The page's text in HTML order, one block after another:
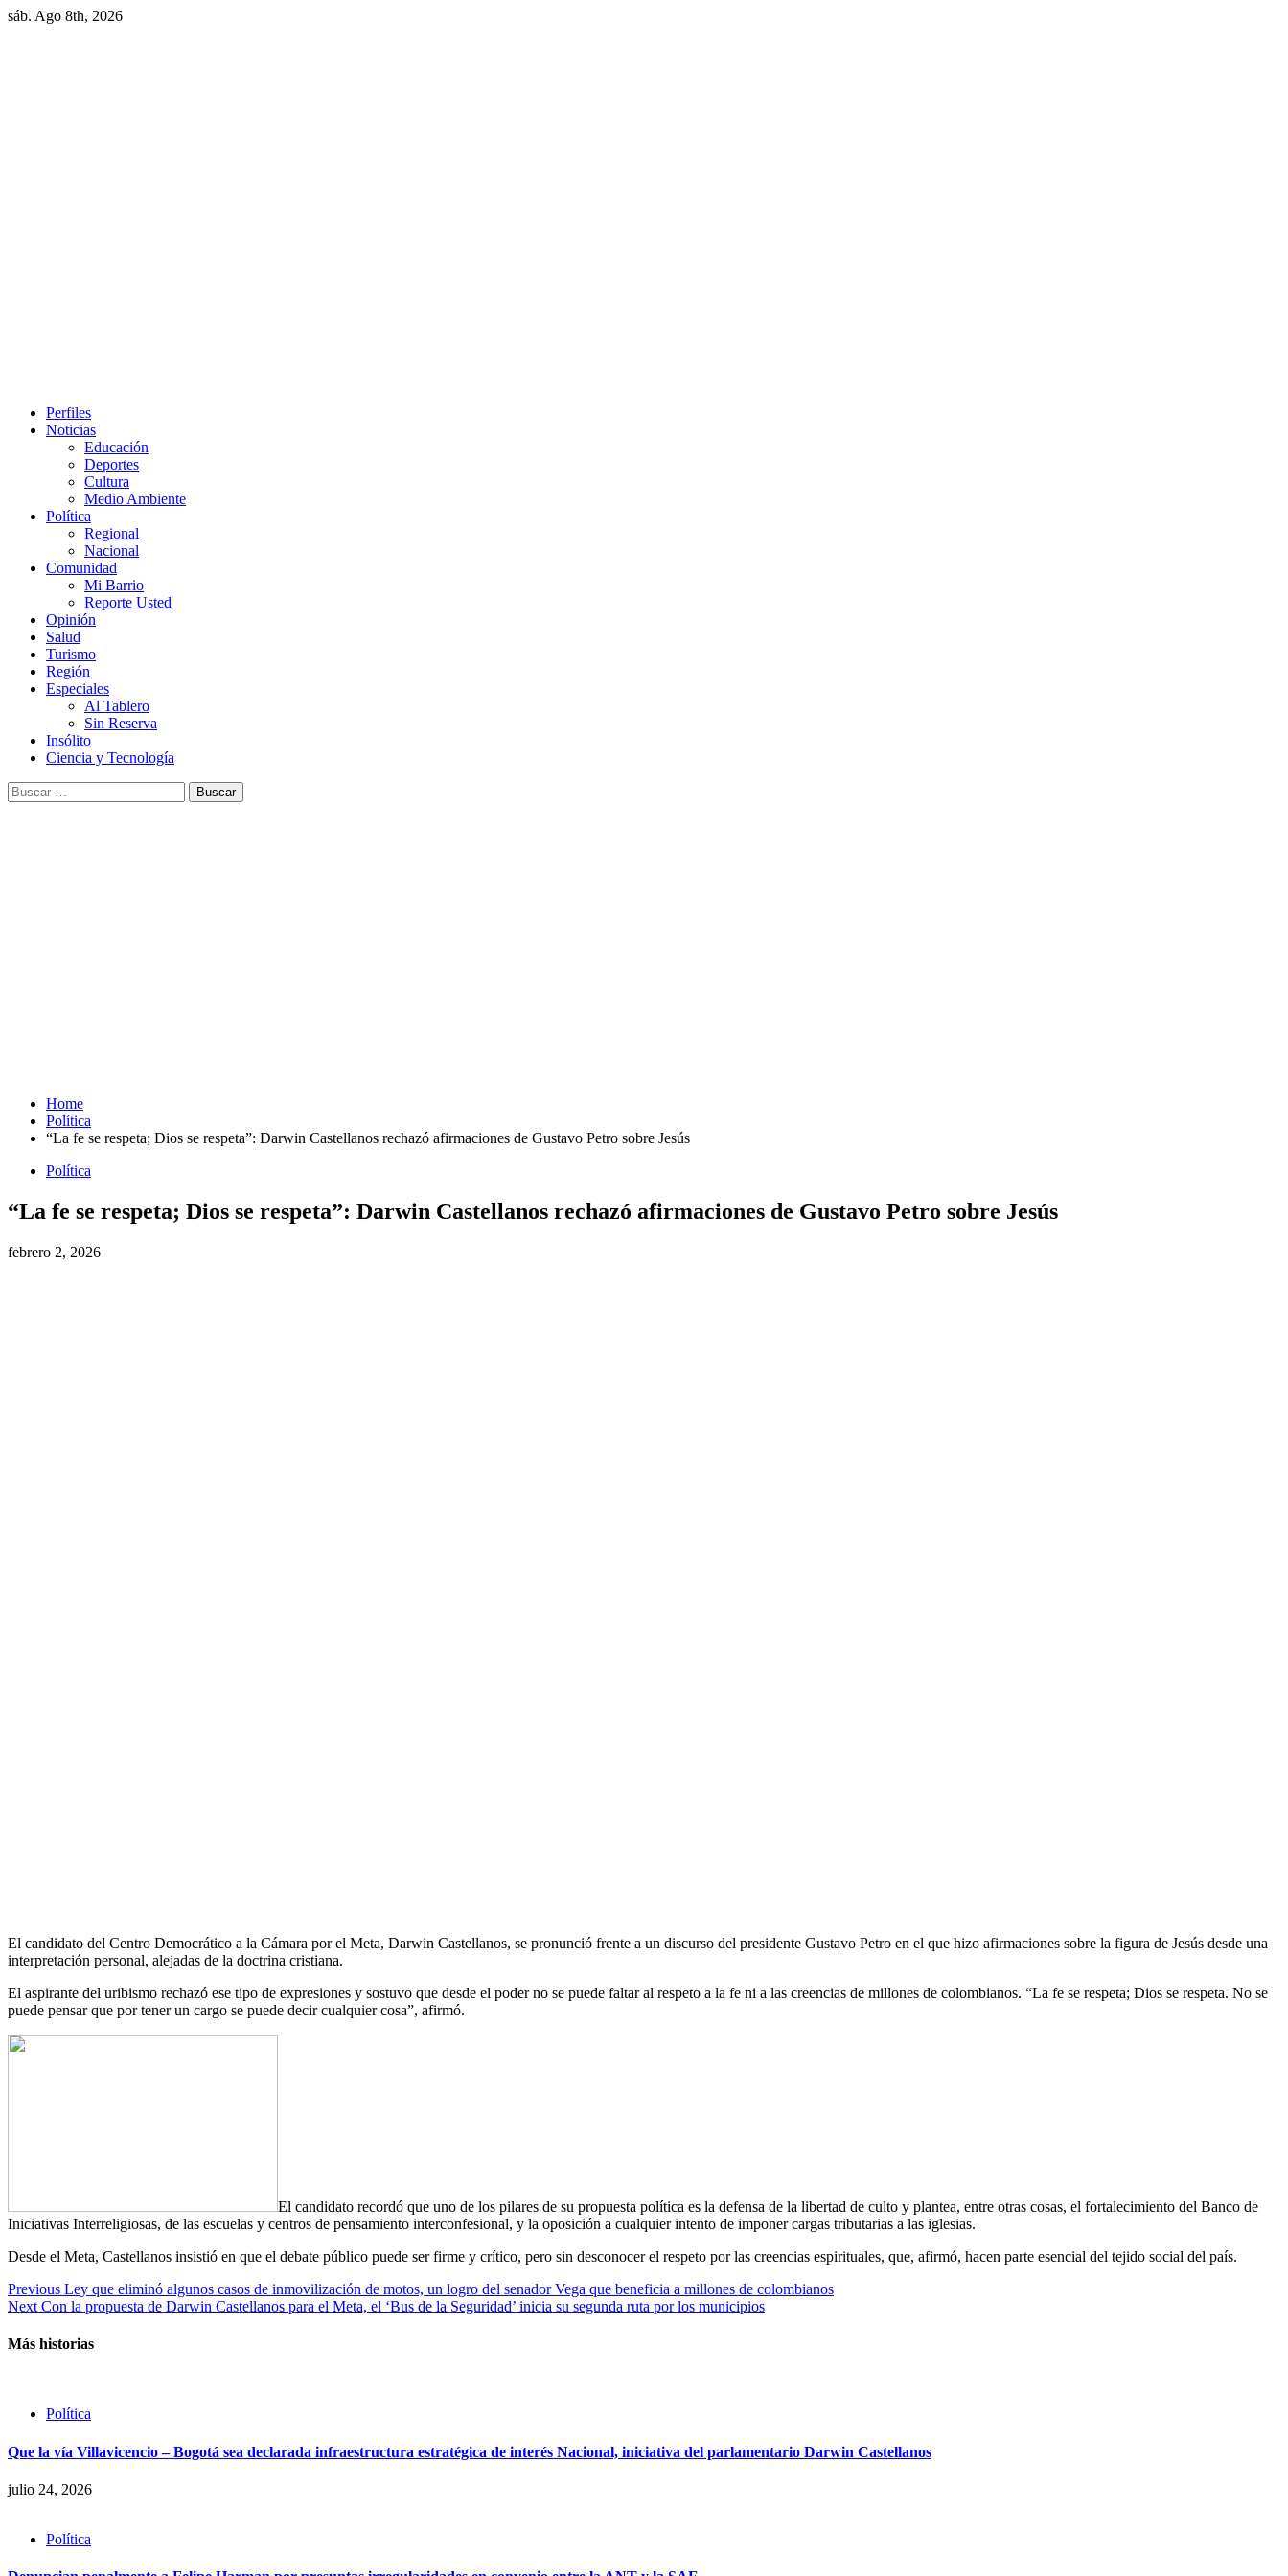
sáb. Ago 8th, 2026
Perfiles
Noticias
Educación
Deportes
Cultura
Medio Ambiente
Política
Regional
Nacional
Comunidad
Mi Barrio
Reporte Usted
Opinión
Salud
Turismo
Región
Especiales
Al Tablero
Sin Reserva
Insólito
Ciencia y Tecnología
Home
Política
“La fe se respeta; Dios se respeta”: Darwin Castellanos rechazó afirmaciones de Gustavo Petro sobre Jesús
Política
“La fe se respeta; Dios se respeta”: Darwin Castellanos rechazó afirmaciones de Gustavo Petro sobre Jesús
febrero 2, 2026
El candidato del Centro Democrático a la Cámara por el Meta, Darwin Castellanos, se pronunció frente a un discurso del presidente Gustavo Petro en el que hizo afirmaciones sobre la figura de Jesús desde una
interpretación personal, alejadas de la doctrina cristiana.
El aspirante del uribismo rechazó ese tipo de expresiones y sostuvo que desde el poder no se puede faltar al respeto a la fe ni a las creencias de millones de colombianos. “La fe se respeta; Dios se respeta. No se
puede pensar que por tener un cargo se puede decir cualquier cosa”, afirmó.
El candidato recordó que uno de los pilares de su propuesta política es la defensa de la libertad de culto y plantea, entre otras cosas, el fortalecimiento del Banco de
Iniciativas Interreligiosas, de las escuelas y centros de pensamiento interconfesional, y la oposición a cualquier intento de imponer cargas tributarias a las iglesias.
Desde el Meta, Castellanos insistió en que el debate público puede ser firme y crítico, pero sin desconocer el respeto por las creencias espirituales, que, afirmó, hacen parte esencial del tejido social del país.
Previous Ley que eliminó algunos casos de inmovilización de motos, un logro del senador Vega que beneficia a millones de colombianos
Next Con la propuesta de Darwin Castellanos para el Meta, el ‘Bus de la Seguridad’ inicia su segunda ruta por los municipios
Más historias
Política
Que la vía Villavicencio – Bogotá sea declarada infraestructura estratégica de interés Nacional, iniciativa del parlamentario Darwin Castellanos
julio 24, 2026
Política